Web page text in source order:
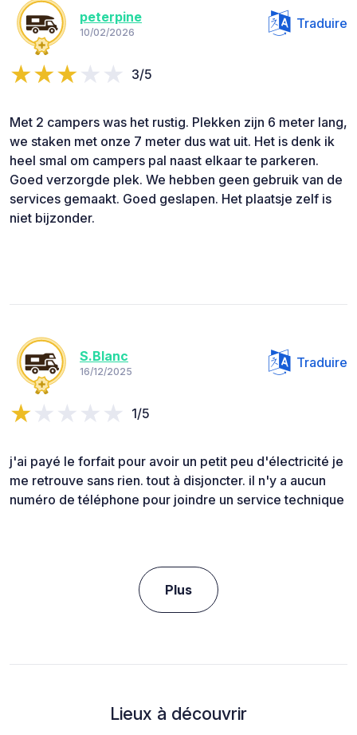
peterpine
10/02/2026
Traduire
3/5
Met 2 campers was het rustig. Plekken zijn 6 meter lang,
we staken met onze 7 meter dus wat uit. Het is denk ik
heel smal om campers pal naast elkaar te parkeren.
Goed verzorgde plek. We hebben geen gebruik van de
services gemaakt. Goed geslapen. Het plaatsje zelf is
niet bijzonder.
S.Blanc
16/12/2025
Traduire
1/5
j'ai payé le forfait pour avoir un petit peu d'électricité je
me retrouve sans rien. tout à disjoncter. il n'y a aucun
numéro de téléphone pour joindre un service technique
Plus
Lieux à découvrir